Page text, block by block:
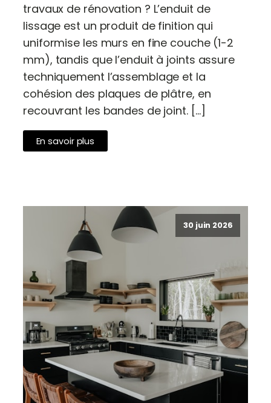
travaux de rénovation ? L’enduit de
lissage est un produit de finition qui
uniformise les murs en fine couche (1-2
mm), tandis que l’enduit à joints assure
techniquement l’assemblage et la
cohésion des plaques de plâtre, en
recouvrant les bandes de joint. […]
En savoir plus
30 juin 2026